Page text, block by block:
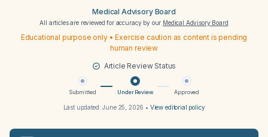
Medical Advisory Board
All articles are reviewed for accuracy by our Medical Advisory Board
Educational purpose only • Exercise caution as content is pending
human review
Article Review Status
Submitted Under Review Approved
Last updated:June 25, 2026 • View editorial policy